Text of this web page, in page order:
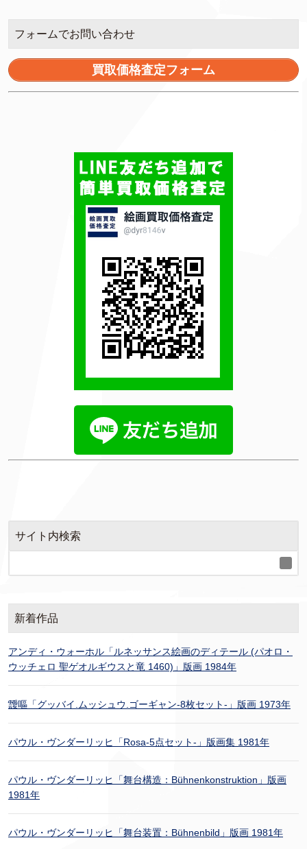
フォームでお問い合わせ
買取価格査定フォーム
サイト内検索
新着作品
アンディ・ウォーホル「ルネッサンス絵画のディテール (パオロ・
ウッチェロ 聖ゲオルギウスと竜 1460)」版画 1984年
靉嘔「グッバイ.ムッシュウ.ゴーギャン-8枚セット-」版画 1973年
パウル・ヴンダーリッヒ「Rosa-5点セット-」版画集 1981年
パウル・ヴンダーリッヒ「舞台構造：Bühnenkonstruktion」版画
1981年
パウル・ヴンダーリッヒ「舞台装置：Bühnenbild」版画 1981年